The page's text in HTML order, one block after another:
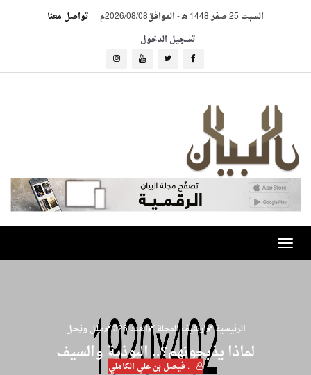
السبت 25 صفر 1448 هـ -الموافق2026/08/08م
تواصل معنا
تسجيل الدخول
Toggle
navigation
الرئيسية ارشيف المجلة العدد 326 مـِلـل ونـِحـل
لماذا يذبحونهم؟.. البوذية والسيف
. فيصل بن علي الكاملي